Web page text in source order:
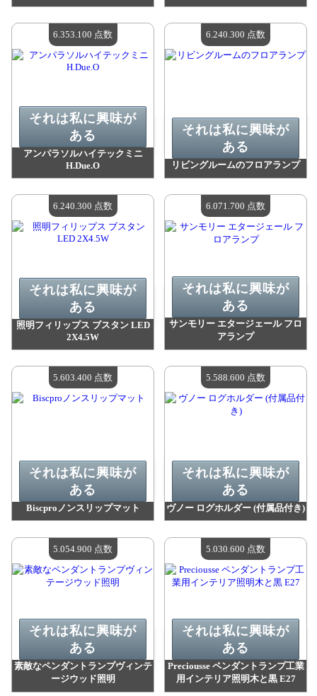
利用可能な数量：4
利用可能な数量：4
アンパラソルハイテックミニ
H.Due.O
利用可能な数量：4
それは私に興味が
ある
6.353.100 点数
リビングルームのフロアランプ
利用可能な数量：4
それは私に興味が
ある
6.240.300 点数
照明フィリップス ブスタン LED
2X4.5W
利用可能な数量：4
それは私に興味が
ある
6.240.300 点数
サンモリー エタージェール フロ
アランプ
利用可能な数量：4
それは私に興味が
ある
6.071.700 点数
Biscproノンスリップマット
利用可能な数量：4
それは私に興味が
ある
5.603.400 点数
ヴノー ログホルダー (付属品付き)
利用可能な数量：4
それは私に興味が
ある
5.588.600 点数
素敵なペンダントランプヴィンテ
ージウッド照明
それは私に興味が
ある
5.054.900 点数
Preciousse ペンダントランプ工業
用インテリア照明木と黒 E27
それは私に興味が
ある
5.030.600 点数